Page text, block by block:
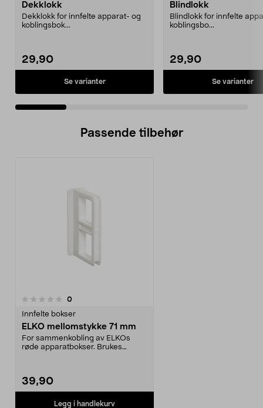
Dekklokk
Dekklokk for innfelte apparat- og
koblingsbok...
29,90
Se varianter
Blindlokk
Blindlokk for innfelte
koblingsbo...
29,90
Se varianter
Passende tilbehør
0anmeldelser
Innfelte bokser
ELKO mellomstykke 71 mm
For sammenkobling av ELKOs
røde apparatbokser. Brukes
39,90
Legg i handlekurv